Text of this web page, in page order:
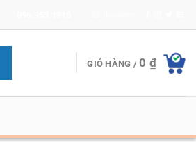
GIỎ HÀNG /0 ₫